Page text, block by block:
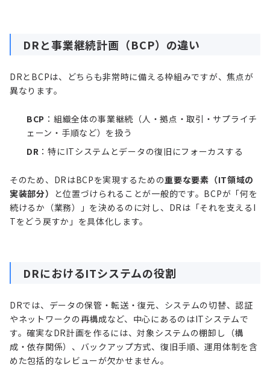
DRと事業継続計画（BCP）の違い
DRとBCPは、どちらも非常時に備える枠組みですが、焦点が
異なります。
BCP ：組織全体の事業継続（人・拠点・取引・サプライチ
ェーン・手順など）を扱う
DR ：特にITシステムとデータの復旧にフォーカスする
そのため、DRはBCPを実現するための重要な要素（IT領域の
実装部分） と位置づけられることが一般的です。BCPが「何を
続けるか（業務）」を決めるのに対し、DRは「それを支えるI
Tをどう戻すか」を具体化します。
DRにおけるITシステムの役割
DRでは、データの保管・転送・復元、システムの切替、認証
やネットワークの再構成など、中心にあるのはITシステムで
す。確実なDR計画を作るには、対象システムの棚卸し（構
成・依存関係）、バックアップ方式、復旧手順、運用体制を含
めた包括的なレビューが欠かせません。